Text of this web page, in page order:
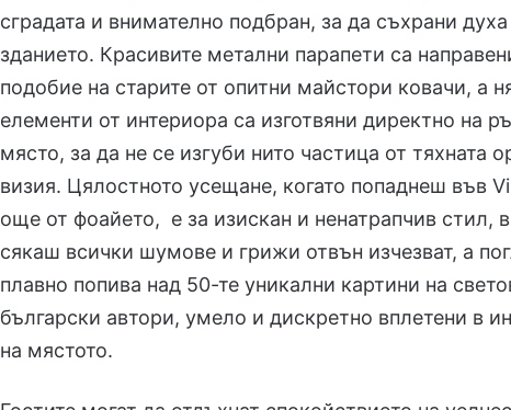
сградата и внимателно подбран, за да съхрани духа
зданието. Красивите метални парапети са
подобие на старите от опитни майстори ковачи, а
елементи от интериора са изготвяни директно на
място, за да не се изгуби нито частица от тяхната
визия. Цялостното усещане, когато попаднеш във
още от фоайето, е за изискан и ненатрапчив стил,
сякаш всички шумове и грижи отвън изчезват, а
плавно попива над 50-те уникални картини на
български автори, умело и дискретно вплетени в
на мястото.